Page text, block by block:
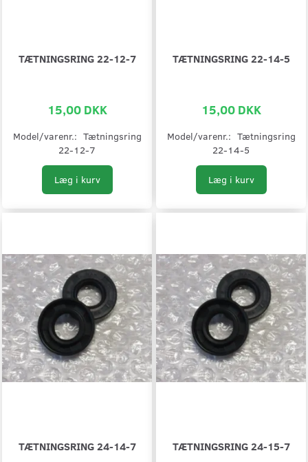
TÆTNINGSRING 22-12-7
15,00 DKK
Model/varenr.: Tætningsring
22-12-7
Læg i kurv
TÆTNINGSRING 22-14-5
15,00 DKK
Model/varenr.: Tætningsring
22-14-5
Læg i kurv
TÆTNINGSRING 24-14-7 TÆTNINGSRING 24-15-7